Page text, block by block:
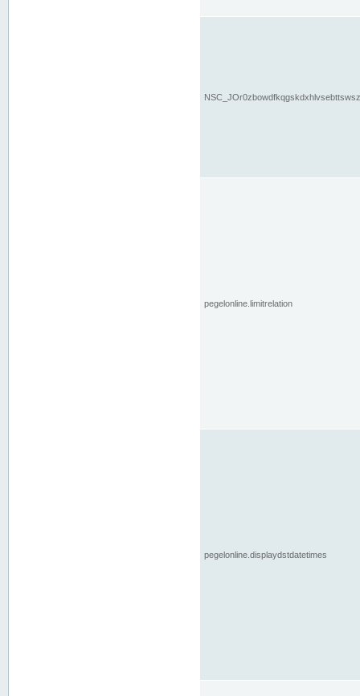
pegelonline.limitrelation
pegelonline.displaydstdatetimes